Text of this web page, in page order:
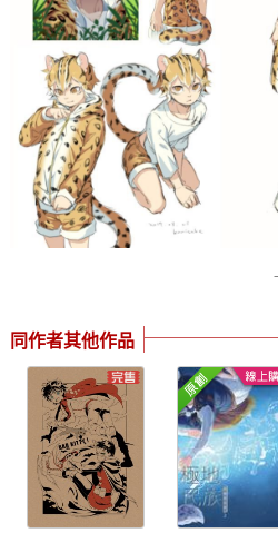
同作者其他作品